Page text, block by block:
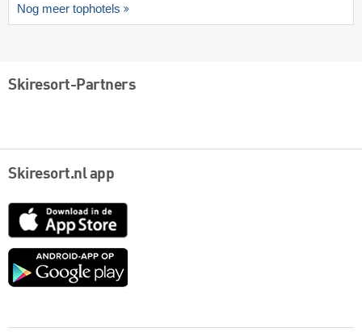
Nog meer tophotels
Skiresort-Partners
Skiresort.nl app
App
Google